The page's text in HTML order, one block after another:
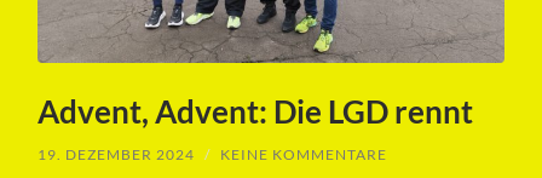
Advent, Advent: Die LGD rennt
19. DEZEMBER 2024 / KEINE KOMMENTARE